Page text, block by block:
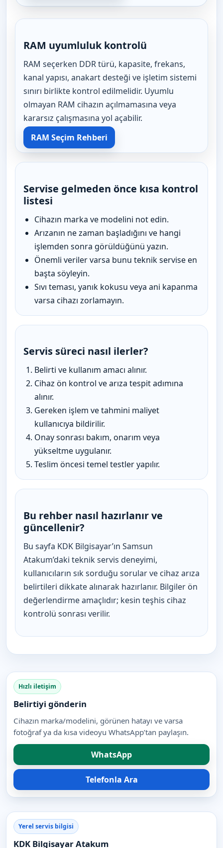
RAM uyumluluk kontrolü
RAM seçerken DDR türü, kapasite, frekans,
kanal yapısı, anakart desteği ve işletim sistemi
sınırı birlikte kontrol edilmelidir. Uyumlu
olmayan RAM cihazın açılmamasına veya
kararsız çalışmasına yol açabilir.
RAM Seçim Rehberi
Servise gelmeden önce kısa kontrol
listesi
Cihazın marka ve modelini not edin.
Arızanın ne zaman başladığını ve hangi
işlemden sonra görüldüğünü yazın.
Önemli veriler varsa bunu teknik servise en
başta söyleyin.
Sıvı teması, yanık kokusu veya ani kapanma
varsa cihazı zorlamayın.
Servis süreci nasıl ilerler?
Belirti ve kullanım amacı alınır.
Cihaz ön kontrol ve arıza tespit adımına
alınır.
Gereken işlem ve tahmini maliyet
kullanıcıya bildirilir.
Onay sonrası bakım, onarım veya
yükseltme uygulanır.
Teslim öncesi temel testler yapılır.
Bu rehber nasıl hazırlanır ve
güncellenir?
Bu sayfa KDK Bilgisayar’ın Samsun
Atakum’daki teknik servis deneyimi,
kullanıcıların sık sorduğu sorular ve cihaz arıza
belirtileri dikkate alınarak hazırlanır. Bilgiler ön
değerlendirme amaçlıdır; kesin teşhis cihaz
kontrolü sonrası verilir.
Hızlı iletişim
Belirtiyi gönderin
Cihazın marka/modelini, görünen hatayı ve varsa
fotoğraf ya da kısa videoyu WhatsApp’tan paylaşın.
WhatsApp
Telefonla Ara
Yerel servis bilgisi
KDK Bilgisayar Atakum